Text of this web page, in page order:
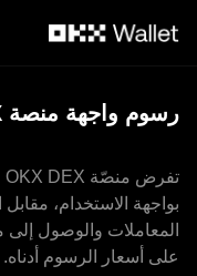
رسوم واجهة منصة OKX DEX
على أسعار الرسوم أدناه.